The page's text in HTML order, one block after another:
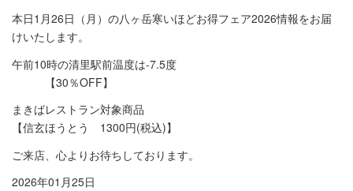
本日1月26日（月）の八ヶ岳寒いほどお得フェア2026情報をお届
けいたします。
午前10時の清里駅前温度は-7.5度
【30％OFF】
まきばレストラン対象商品
【信玄ほうとう 1300円(税込)】
ご来店、心よりお待ちしております。
2026年01月25日